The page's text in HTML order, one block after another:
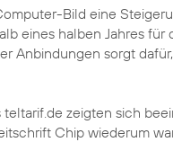
Bild eine
eines halben Jahres für
Anbindungen sorgt
zeigten sich
Chip wiederum